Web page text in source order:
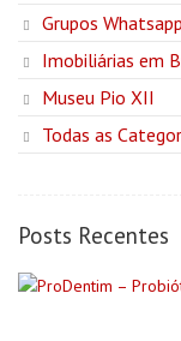
Grupos Whatsapp
Imobiliárias em
Museu Pio XII
Todas as
Posts Recentes